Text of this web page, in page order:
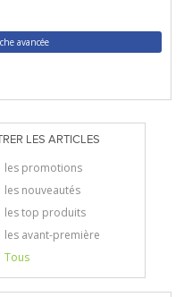
avancée
LES ARTICLES
les promotions
les nouveautés
les top produits
les avant-première
Tous